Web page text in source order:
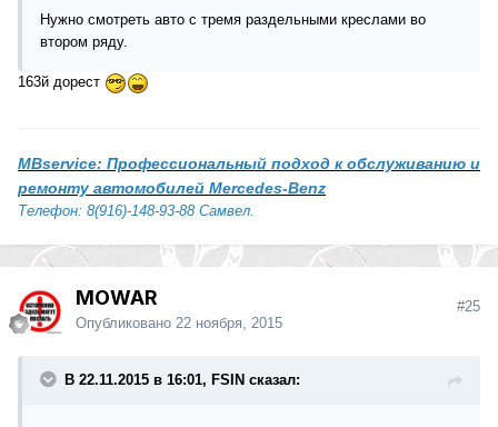
Нужно смотреть авто с тремя раздельными креслами во
втором ряду.
163й дорест
MBservice: Профессиональный подход к обслуживанию и
ремонту автомобилей Mercedes-Benz
Телефон: 8(916)-148-93-88 Самвел.
MOWAR
Опубликовано 22 ноября, 2015
#25
В 22.11.2015 в 16:01, FSIN сказал: